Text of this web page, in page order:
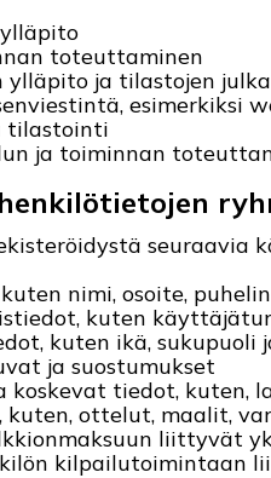
ylläpito
toteuttaminen
ylläpito ja tilastojen
esimerkiksi
tilastointi
ja toiminnan
nimi, osoite,
kuten
kuten ikä, sukupuoli
ja suostumukset
koskevat tiedot, kuten,
ottelut, maalit,
liittyvät
kilpailutoimintaan